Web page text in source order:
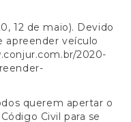
12 de maio). Devido
apreender veículo
2020-
querem apertar o
Civil para se